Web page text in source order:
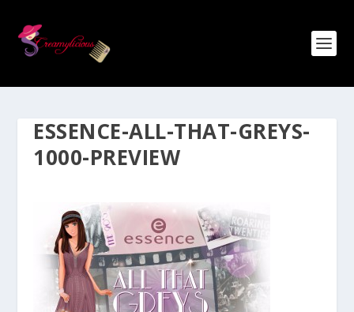
ESSENCE-ALL-THAT-GREYS-
1000-PREVIEW